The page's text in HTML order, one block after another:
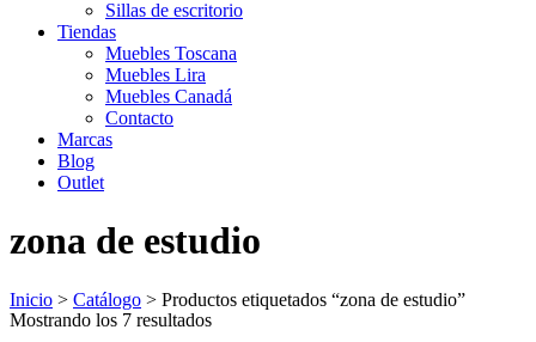
Sillas de escritorio
Tiendas
Muebles Toscana
Muebles Lira
Muebles Canadá
Contacto
Marcas
Blog
Outlet
zona de estudio
Inicio > Catálogo > Productos etiquetados “zona de estudio”
Mostrando los 7 resultadosOrdenado